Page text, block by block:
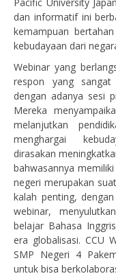
dan informatif ini
kemampuan
kebudayaan dari
Webinar yang
respon yang sangat
dengan adanya sesi
Mereka
melanjutkan
menghargai
dirasakan
bahwasannya
negeri merupakan
kalah penting,
webinar,
belajar Bahasa
era globalisasi. CCU
SMP Negeri 4
untuk bisa